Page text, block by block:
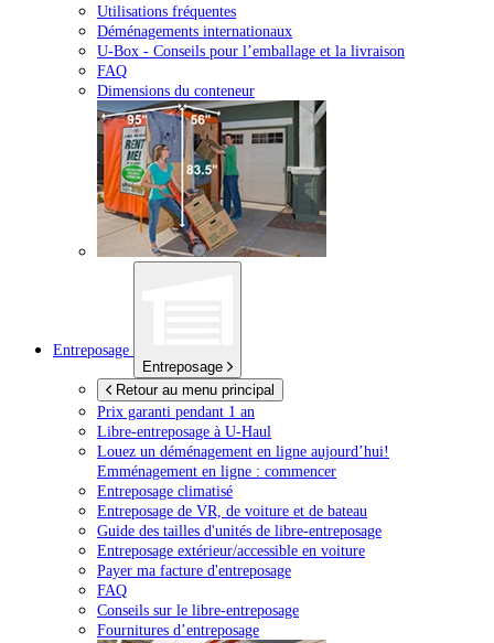
Utilisations fréquentes
Déménagements internationaux
U-Box - Conseils pour l’emballage et la livraison
FAQ
Dimensions du conteneur
Entreposage
Entreposage
Retour au menu principal
Prix garanti pendant 1 an
Libre-entreposage à U-Haul
Louez un déménagement en ligne aujourd’hui!
Emménagement en ligne : commencer
Entreposage climatisé
Entreposage de VR, de voiture et de bateau
Guide des tailles d'unités de libre-entreposage
Entreposage extérieur/accessible en voiture
Payer ma facture d'entreposage
FAQ
Conseils sur le libre-entreposage
Fournitures d’entreposage